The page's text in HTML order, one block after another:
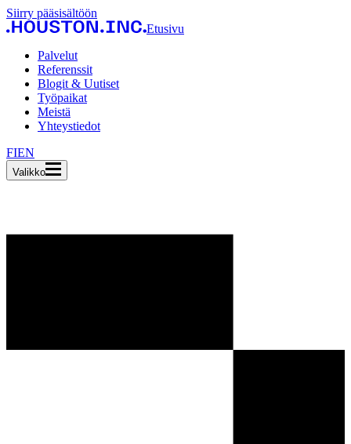
Siirry pääsisältöön
Etusivu
Palvelut
Referenssit
Blogit & Uutiset
Työpaikat
Meistä
Yhteystiedot
FIEN
Valikko